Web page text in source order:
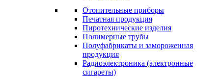
Отопительные приборы
Печатная продукция
Пиротехнические изделия
Полимерные трубы
Полуфабрикаты и замороженная
продукция
Радиоэлектроника (электронные
сигареты)